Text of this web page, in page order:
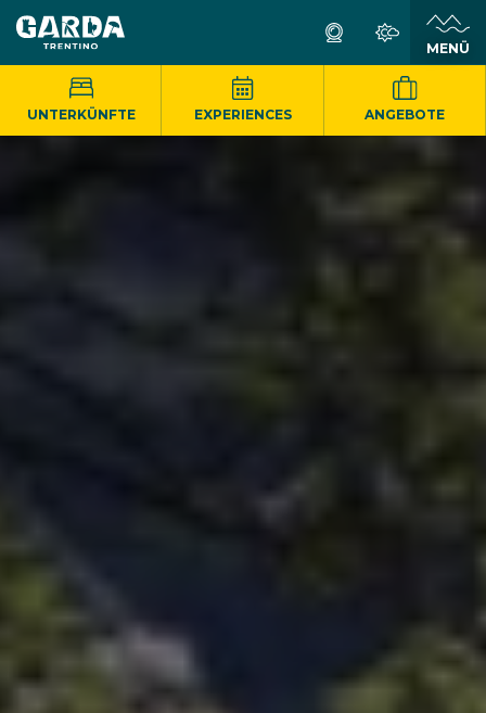
MENÜ
UNTERKÜNFTE EXPERIENCES ANGEBOTE